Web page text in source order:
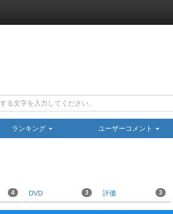
ランキング ユーザーコメント
4 DVD 3 評価 3